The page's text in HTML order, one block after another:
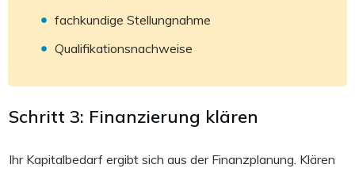
fachkundige Stellungnahme
Qualifikationsnachweise
Schritt 3: Finanzierung klären
Ihr Kapitalbedarf ergibt sich aus der Finanzplanung. Klären